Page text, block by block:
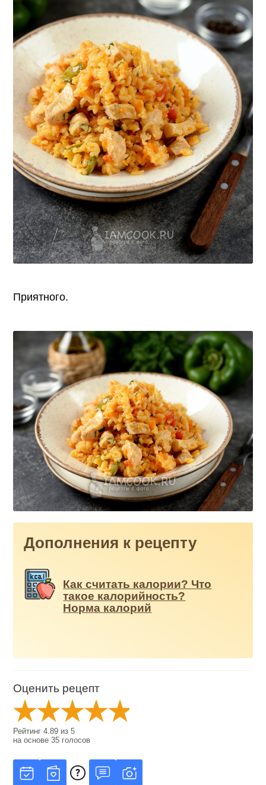
Приятного.
Дополнения к рецепту
Как считать калории? Что
такое калорийность?
Норма калорий
Оценить рецепт
Рейтинг4.89 из5
на основе35 голосов